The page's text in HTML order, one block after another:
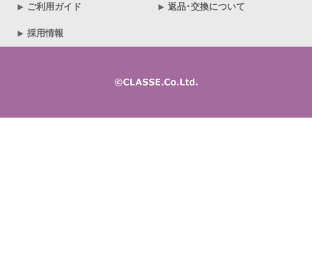
ご利用ガイド 返品･交換について
採用情報